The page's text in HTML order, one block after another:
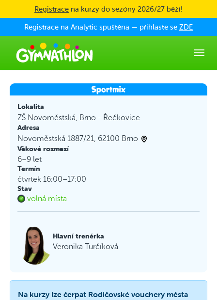
Skip to main content
Registrace na kurzy do sezóny 2026/27 běží!
Registrace na Analytic spuštěna — přihlaste se ZDE
Lokalita
ZŠ Novoměstská, Brno - Řečkovice
Adresa
Novoměstská 1887/21, 62100 Brno
Věkové rozmezí
6–9 let
Termín
čtvrtek 16:00–17:00
Stav
volná místa
Hlavní trenérka
Veronika Turčíková
Na kurzy lze čerpat Rodičovské vouchery města